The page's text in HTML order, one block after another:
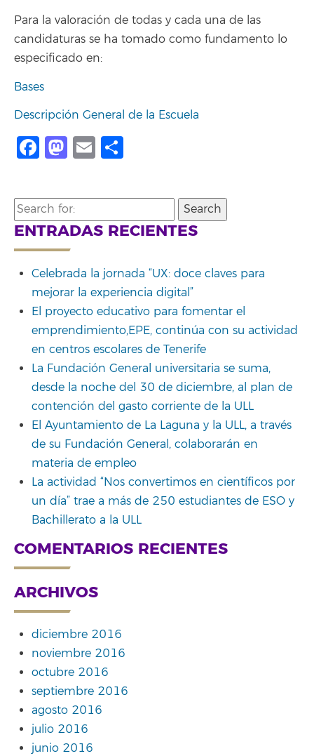
Para la valoración de todas y cada una de las
candidaturas se ha tomado como fundamento lo
especificado en:
Bases
Descripción General de la Escuela
Facebook
Mastodon
Email
Search
for:
ENTRADAS RECIENTES
Celebrada la jornada “UX: doce claves para
mejorar la experiencia digital”
El proyecto educativo para fomentar el
emprendimiento,EPE, continúa con su actividad
en centros escolares de Tenerife
La Fundación General universitaria se suma,
desde la noche del 30 de diciembre, al plan de
contención del gasto corriente de la ULL
El Ayuntamiento de La Laguna y la ULL, a través
de su Fundación General, colaborarán en
materia de empleo
La actividad “Nos convertimos en científicos por
un día” trae a más de 250 estudiantes de ESO y
Bachillerato a la ULL
COMENTARIOS RECIENTES
ARCHIVOS
diciembre 2016
noviembre 2016
octubre 2016
septiembre 2016
agosto 2016
julio 2016
junio 2016